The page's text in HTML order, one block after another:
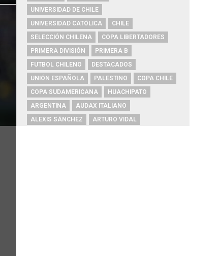
UNIVERSIDAD DE CHILE
UNIVERSIDAD CATÓLICA
CHILE
SELECCIÓN CHILENA
COPA LIBERTADORES
PRIMERA DIVISIÓN
PRIMERA B
FUTBOL CHILENO
DESTACADOS
UNIÓN ESPAÑOLA
PALESTINO
COPA CHILE
COPA SUDAMERICANA
HUACHIPATO
ARGENTINA
AUDAX ITALIANO
ALEXIS SÁNCHEZ
ARTURO VIDAL